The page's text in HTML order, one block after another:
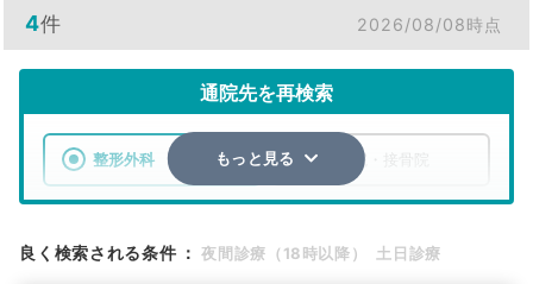
4件 2026/08/08時点
通院先を再検索
整形外科 整骨院・接骨院
もっと見る
良く検索される条件 ： 夜間診療（18時以降） 土日診療